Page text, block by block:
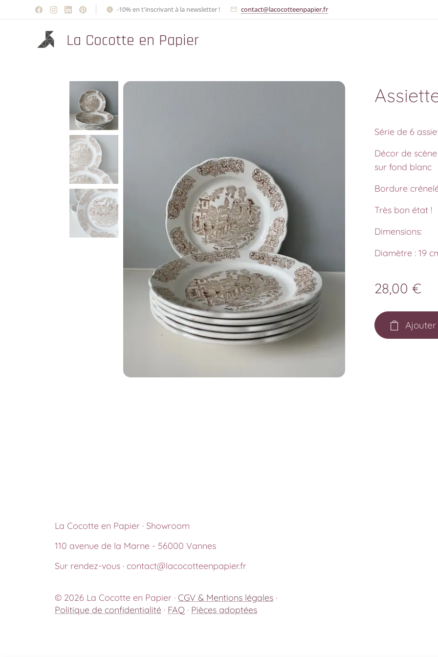
-10% en t'inscrivant à la newsletter ! contact@lacocotteenpapier.fr
La Cocotte en Papier
Série de 6
Décor de
sur fond blanc
Bordure
Très bon état !
Dimensions:
Diamètre : 19
28,00 €
La Cocotte en Papier · Showroom
110 avenue de la Marne - 56000 Vannes
Sur rendez-vous · contact@lacocotteenpapier.fr
© 2026 La Cocotte en Papier · CGV & Mentions légales ·
Politique de confidentialité · FAQ · Pièces adoptées